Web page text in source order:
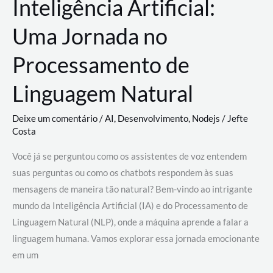
Inteligência Artificial:
Uma Jornada no
Processamento de
Linguagem Natural
Deixe um comentário/AI, Desenvolvimento, Nodejs / Jefte
Costa
Você já se perguntou como os assistentes de voz entendem
suas perguntas ou como os chatbots respondem às suas
mensagens de maneira tão natural? Bem-vindo ao intrigante
mundo da Inteligência Artificial (IA) e do Processamento de
Linguagem Natural (NLP), onde a máquina aprende a falar a
linguagem humana. Vamos explorar essa jornada emocionante
em um